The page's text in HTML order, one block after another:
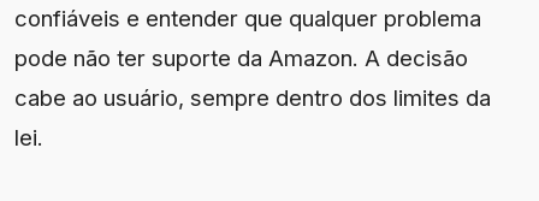
confiáveis e entender que qualquer problema
pode não ter suporte da Amazon. A decisão
cabe ao usuário, sempre dentro dos limites da
lei.